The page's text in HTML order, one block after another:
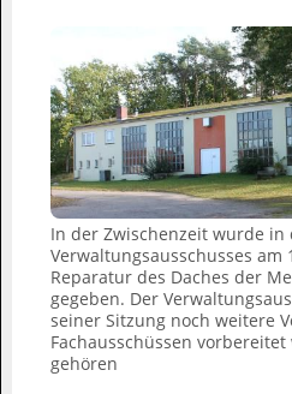
In der Zwischenzeit wurde in
Verwaltungsausschusses am
Reparatur des Daches der
gegeben. Der
seiner Sitzung noch weitere
Fachausschüssen
gehören